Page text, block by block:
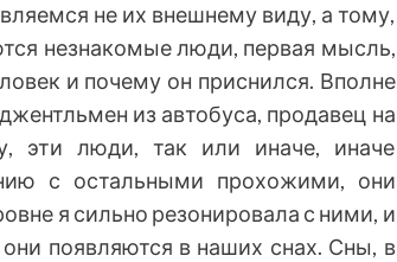
не их внешнему виду, а тому,
незнакомые люди, первая мысль,
и почему он приснился. Вполне
из автобуса, продавец на
эти люди, так или иначе, иначе
с остальными прохожими, они
я сильно резонировала с ними, и
появляются в наших снах. Сны, в